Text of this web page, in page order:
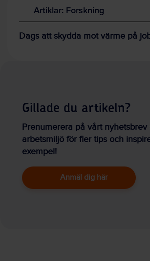
Artiklar: Forskning
Dags att skydda mot värme på
Gillade du artikeln?
Prenumerera på vårt nyhetsbrev
arbetsmiljö för fler tips och
exempel!
Anmäl dig här